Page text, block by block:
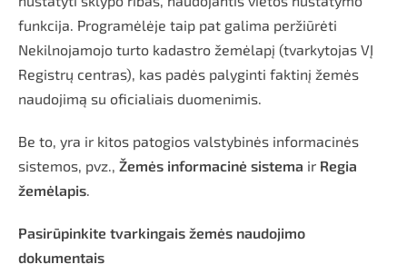
funkcija. Programėlėje taip pat galima peržiūrėti
Nekilnojamojo turto kadastro žemėlapį (tvarkytojas VĮ
Registrų centras), kas padės palyginti faktinį žemės
naudojimą su oficialiais duomenimis.
Be to, yra ir kitos patogios valstybinės informacinės
sistemos, pvz., Žemės informacinė sistema ir Regia
žemėlapis
Pasirūpinkite tvarkingais žemės naudojimo
dokumentais